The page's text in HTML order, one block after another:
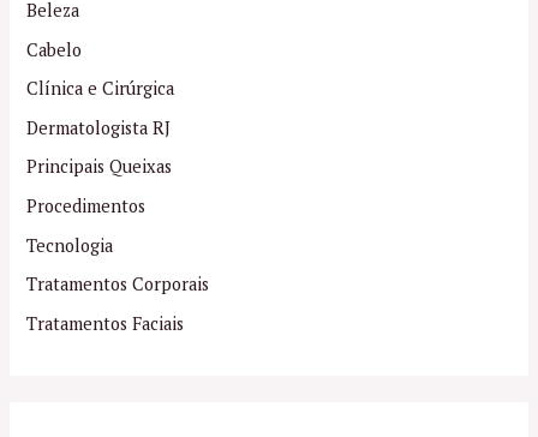
Beleza
Cabelo
Clínica e Cirúrgica
Dermatologista RJ
Principais Queixas
Procedimentos
Tecnologia
Tratamentos Corporais
Tratamentos Faciais